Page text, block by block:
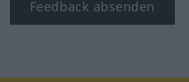
Feedback absenden